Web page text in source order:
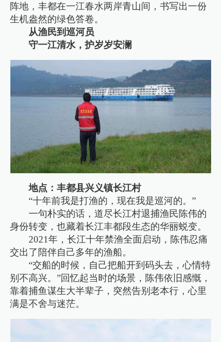
阵地，丰都在一江春水两岸青山间，书写出一份
生机盎然的绿色答卷。
从渔民到巡河员
守一江清水，护岁岁安澜
地点：丰都县兴义镇长江村
“十年前我是打渔的，现在我是巡河的。”
一句朴实的话，道尽长江村退捕渔民陈伟的
身份转变，也藏着长江丰都段生态的华丽蜕变。
2021年，长江十年禁渔全面启动，陈伟忍痛
交出了陪伴自己多年的渔船。
“交船的时候，自己把船开到码头去，心情特
别不高兴。”回忆起当时的场景，陈伟依旧感慨，
靠着捕鱼谋生大半辈子，突然告别老本行，心里
满是不舍与迷茫。